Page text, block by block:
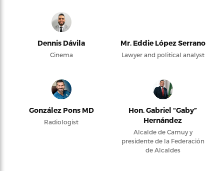
Dennis Dávila
Cinema
Mr. Eddie López Serrano
Lawyer and political analyst
González Pons MD
Radiologist
Hon. Gabriel “Gaby”
Hernández
Alcalde de Camuy y
presidente de la Federación
de Alcaldes